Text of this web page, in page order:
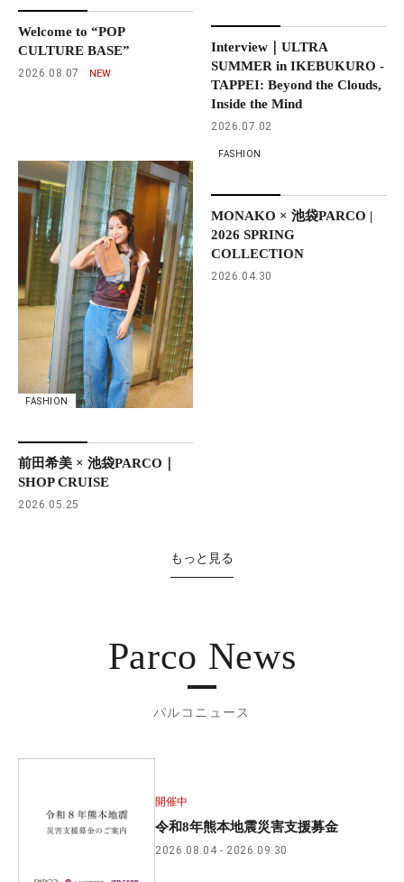
Welcome to “POP
CULTURE BASE”
2026.08.07
Interview｜ULTRA
SUMMER in IKEBUKURO -
TAPPEI: Beyond the Clouds,
Inside the Mind
2026.07.02
FASHION
前田希美 × 池袋PARCO｜
SHOP CRUISE
2026.05.25
FASHION
MONAKO × 池袋PARCO |
2026 SPRING
COLLECTION
2026.04.30
もっと見る
Parco News
パルコニュース
開催中
令和8年熊本地震災害支援募金
2026.08.04 2026.09.30